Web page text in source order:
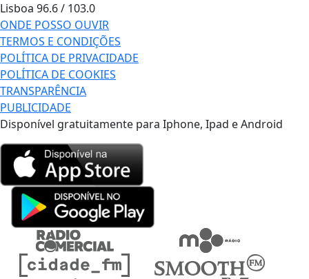
Lisboa 96.6 / 103.0
ONDE POSSO OUVIR
TERMOS E CONDIÇÕES
POLÍTICA DE PRIVACIDADE
POLÍTICA DE COOKIES
TRANSPARÊNCIA
PUBLICIDADE
Disponível gratuitamente para Iphone, Ipad e Android